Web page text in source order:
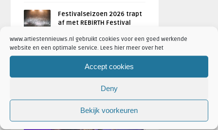
www.artiestennieuws.nl gebruikt cookies voor een goed werkende
website en een optimale service. Lees hier meer over het
Accept cookies
Deny
Bekijk voorkeuren
Festivalseizoen 2026 trapt
af met REBiRTH Festival
FOTOREPORTAGES